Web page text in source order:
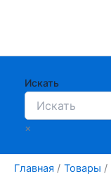
Искать
×
Главная Товары